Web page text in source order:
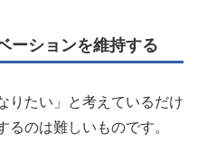
ーションを維持する
りたい」と考えているだけ
のは難しいものです。